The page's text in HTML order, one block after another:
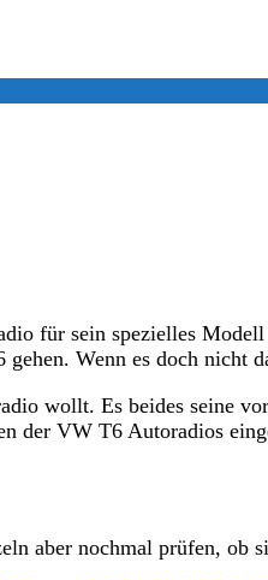
für sein spezielles
Wenn es doch nicht
wollt. Es beides seine
der VW T6 Autoradios
aber nochmal prüfen, ob